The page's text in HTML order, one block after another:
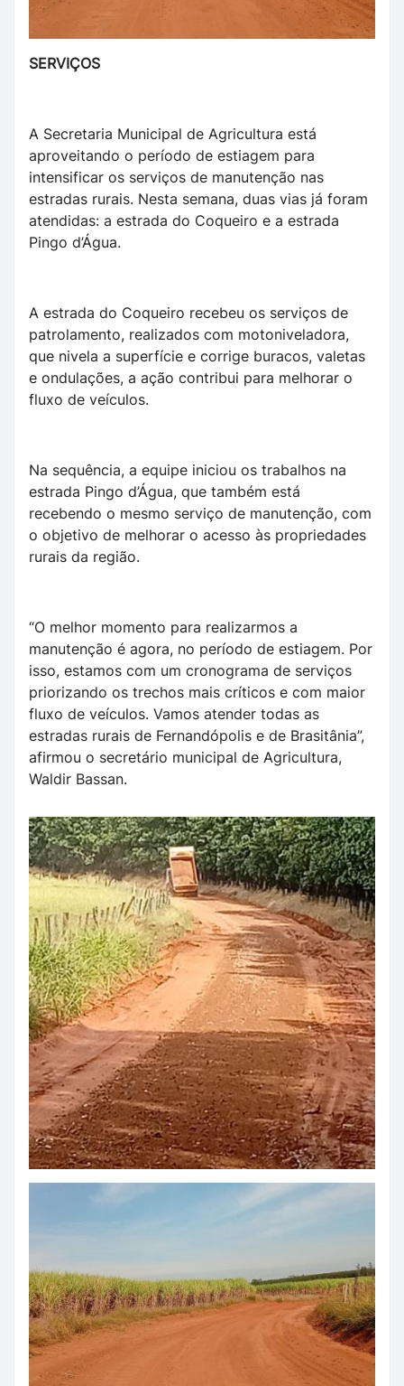
SERVIÇOS
A Secretaria Municipal de Agricultura está
aproveitando o período de estiagem para
intensificar os serviços de manutenção nas
estradas rurais. Nesta semana, duas vias já foram
atendidas: a estrada do Coqueiro e a estrada
Pingo d’Água.
A estrada do Coqueiro recebeu os serviços de
patrolamento, realizados com motoniveladora,
que nivela a superfície e corrige buracos, valetas
e ondulações, a ação contribui para melhorar o
fluxo de veículos.
Na sequência, a equipe iniciou os trabalhos na
estrada Pingo d’Água, que também está
recebendo o mesmo serviço de manutenção, com
o objetivo de melhorar o acesso às propriedades
rurais da região.
“O melhor momento para realizarmos a
manutenção é agora, no período de estiagem. Por
isso, estamos com um cronograma de serviços
priorizando os trechos mais críticos e com maior
fluxo de veículos. Vamos atender todas as
estradas rurais de Fernandópolis e de Brasitânia”,
afirmou o secretário municipal de Agricultura,
Waldir Bassan.